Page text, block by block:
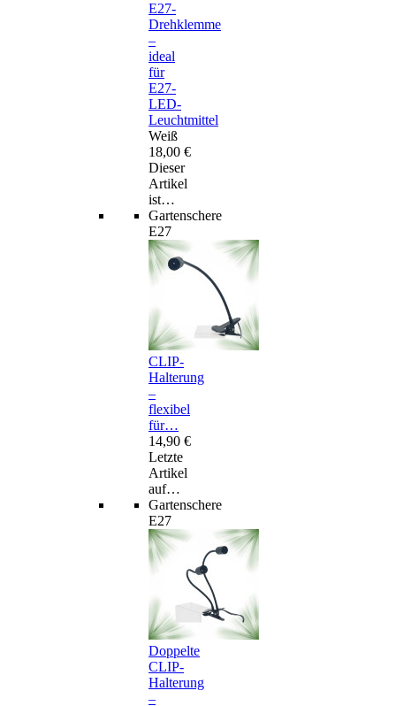
E27-
Drehklemme
–
ideal
für
E27-
LED-
Leuchtmittel
Weiß
18,00 €
Dieser
Artikel
ist…
Gartenschere
E27
CLIP-
Halterung
–
flexibel
für…
14,90 €
Letzte
Artikel
auf…
Gartenschere
E27
Doppelte
CLIP-
Halterung
–